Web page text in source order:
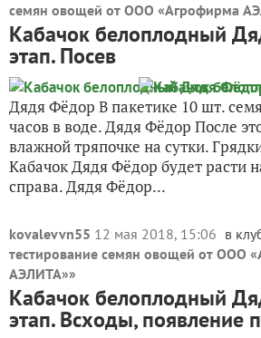
семян овощей от ООО «Агрофирма
Кабачок белоплодный
этап. Посев
Дядя Фёдор В пакетике 10 шт.
часов в воде. Дядя Фёдор После
влажной тряпочке на сутки.
Кабачок Дядя Фёдор будет расти
справа. Дядя Фёдор...
kovalevvn55 12 мая 2018, 15:06 в
тестирование семян овощей от ООО
АЭЛИТА»»
Кабачок белоплодный
этап. Всходы, появление